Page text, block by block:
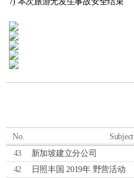
No. Subject
43
新加坡建立分公司
42
日照丰国 2019年 野营活动